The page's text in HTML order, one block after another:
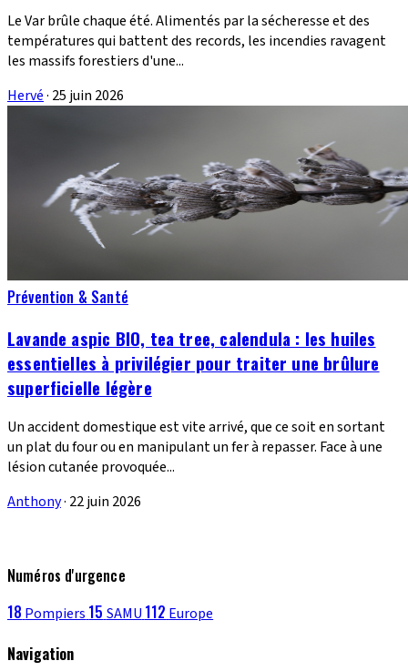
Le Var brûle chaque été. Alimentés par la sécheresse et des
températures qui battent des records, les incendies ravagent
les massifs forestiers d'une...
Hervé· 25 juin 2026
Prévention & Santé
Lavande aspic BIO, tea tree, calendula : les huiles
essentielles à privilégier pour traiter une brûlure
superficielle légère
Un accident domestique est vite arrivé, que ce soit en sortant
un plat du four ou en manipulant un fer à repasser. Face à une
lésion cutanée provoquée...
Anthony· 22 juin 2026
Numéros d'urgence
18 Pompiers 15 SAMU 112 Europe
Navigation